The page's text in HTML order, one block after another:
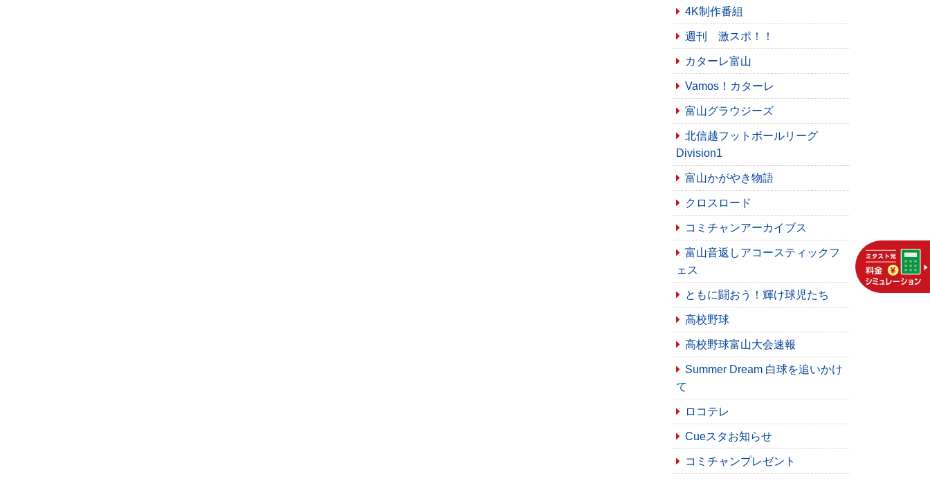
4K制作番組
週刊 激スポ！！
カターレ富山
Vamos！カターレ
富山グラウジーズ
北信越フットボールリーグ
Division1
富山かがやき物語
クロスロード
コミチャンアーカイブス
富山音返しアコースティックフ
ェス
ともに闘おう！輝け球児たち
高校野球
高校野球富山大会速報
Summer Dream 白球を追いかけ
て
ロコテレ
Cueスタお知らせ
コミチャンプレゼント